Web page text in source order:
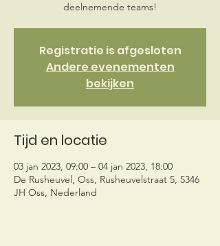
deelnemende teams!
Registratie is afgesloten
Andere evenementen
bekijken
Tijd en locatie
03 jan 2023, 09:00 – 04 jan 2023, 18:00
De Rusheuvel, Oss, Rusheuvelstraat 5, 5346
JH Oss, Nederland